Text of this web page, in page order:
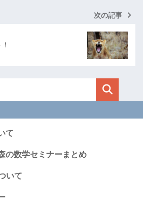
次の記事
て
の数学セミナーまとめ
いて